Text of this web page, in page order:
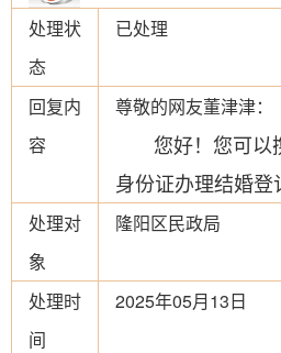
处理状
态
已处理
回复内
容
尊敬的网友董津津：
您好！您可以
身份证办理结婚登
处理对
象
隆阳区民政局
处理时
间
2025年05月13日